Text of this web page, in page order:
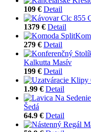
109 € Detail
1379 € Detail
279 € Detail
Kalkutta Masív
199 € Detail
1.99 € Detail
Šedá
64.9 € Detail